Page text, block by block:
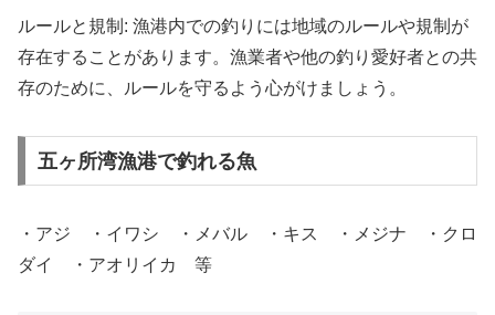
ルールと規制: 漁港内での釣りには地域のルールや規制が
存在することがあります。漁業者や他の釣り愛好者との共
存のために、ルールを守るよう心がけましょう。
五ヶ所湾漁港で釣れる魚
・アジ ・イワシ ・メバル ・キス ・メジナ ・クロ
ダイ ・アオリイカ 等